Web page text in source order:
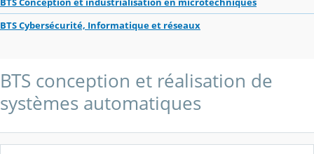
BTS Cybersécurité, Informatique et réseaux
BTS conception et réalisation de
systèmes automatiques